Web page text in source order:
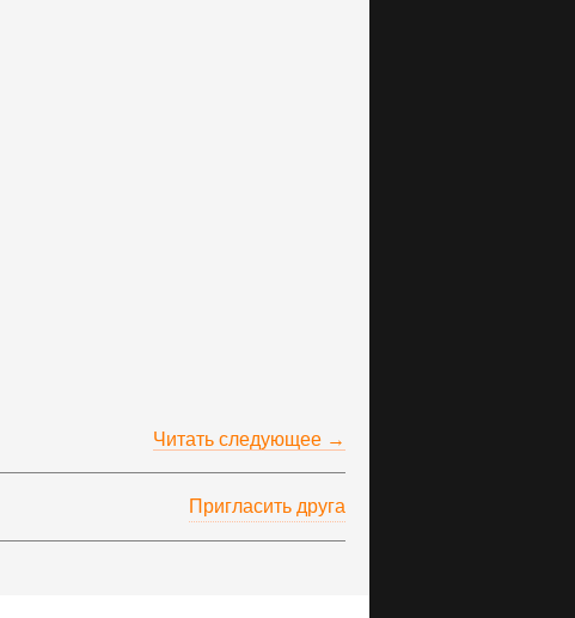
Читать следующее →
Пригласить друга